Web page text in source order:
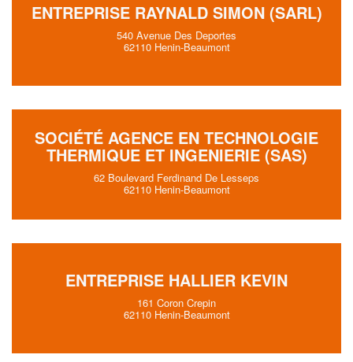
ENTREPRISE RAYNALD SIMON (SARL)
540 Avenue Des Deportes
62110 Henin-Beaumont
SOCIÉTÉ AGENCE EN TECHNOLOGIE
THERMIQUE ET INGENIERIE (SAS)
62 Boulevard Ferdinand De Lesseps
62110 Henin-Beaumont
ENTREPRISE HALLIER KEVIN
161 Coron Crepin
62110 Henin-Beaumont